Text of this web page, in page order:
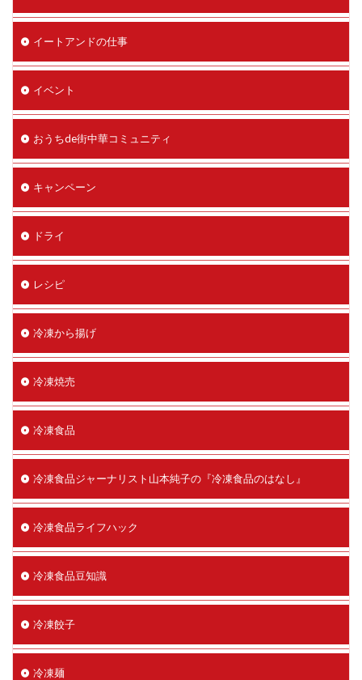
イートアンドの仕事
イベント
おうちde街中華コミュニティ
キャンペーン
ドライ
レシピ
冷凍から揚げ
冷凍焼売
冷凍食品
冷凍食品ジャーナリスト山本純子の『冷凍食品のはなし』
冷凍食品ライフハック
冷凍食品豆知識
冷凍餃子
冷凍麺